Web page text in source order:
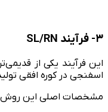
۳- فرآیند SL/RN
این فرآیند یکی از
اسفنجی در کوره افقی
مشخصات اصلی این روش